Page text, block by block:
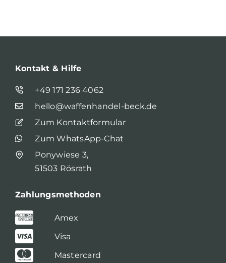
Kontakt & Hilfe
+49 171 236 4062
hello@waffenhandel-beck.de
Zum Kontaktformular
Zum WhatsApp-Chat
Ponywiese 3,
51503 Rösrath
Zahlungsmethoden
Amex
Visa
Mastercard